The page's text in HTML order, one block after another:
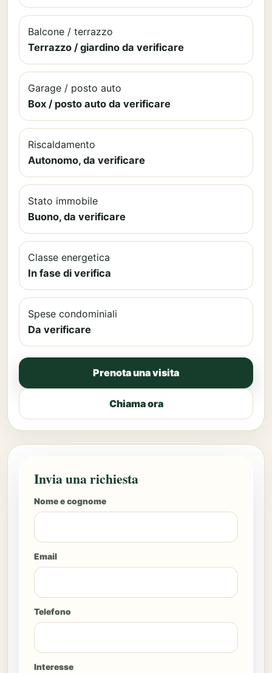
Balcone / terrazzo
Terrazzo / giardino da verificare
Garage / posto auto
Box / posto auto da verificare
Riscaldamento
Autonomo, da verificare
Stato immobile
Buono, da verificare
Classe energetica
In fase di verifica
Spese condominiali
Da verificare
Prenota una visita
Chiama ora
Invia una richiesta
Nome e cognome
Email
Telefono
Interesse